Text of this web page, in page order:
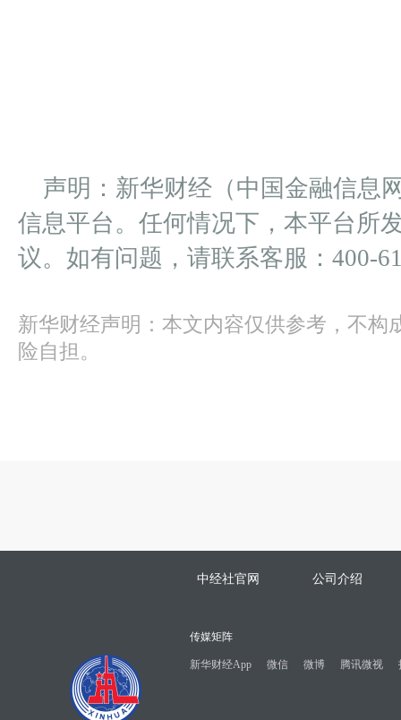
声明：新华财经（中国金融信息
信息平台。任何情况下，本平台所
议。如有问题，请联系客服：400-
新华财经声明：本文内容仅供参考，不构
险自担。
中经社官网 公司介绍
传媒矩阵
新华财经App 微信 微博 腾讯微视